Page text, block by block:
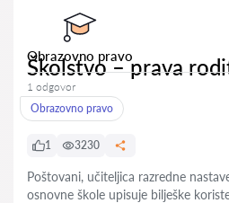
Obrazovno pravo
Školstvo – prava
1 odgovor
Obrazovno pravo
1 3230
Poštovani, učiteljica razredne
osnovne škole upisuje bilješke